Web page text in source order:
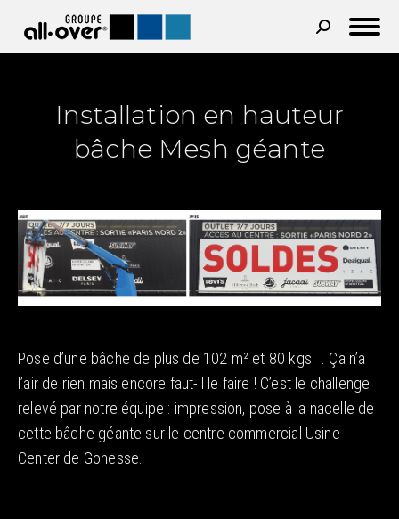
Recherche
:
Installation en hauteur
bâche Mesh géante
Pose d’une bâche de plus de 102 m² et 80 kgs . Ça n’a
l’air de rien mais encore faut-il le faire ! C’est le challenge
relevé par notre équipe : impression, pose à la nacelle de
cette bâche géante sur le centre commercial Usine
Center de Gonesse.